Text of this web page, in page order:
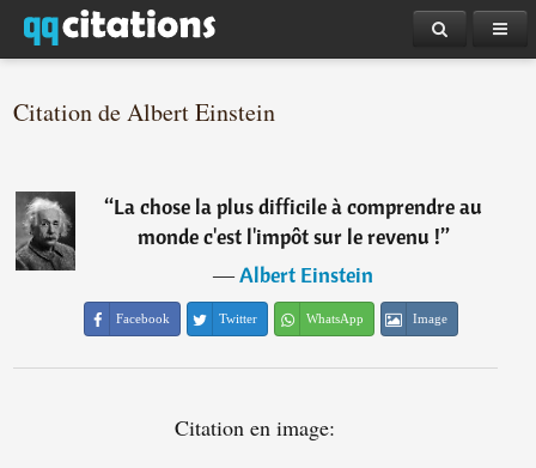
Citation de Albert Einstein
“La chose la plus difficile à comprendre au
monde c'est l'impôt sur le revenu !”
―Albert Einstein
Facebook Twitter WhatsApp Image
Citation en image: